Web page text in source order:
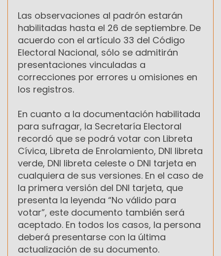
Las observaciones al padrón estarán
habilitadas hasta el 26 de septiembre. De
acuerdo con el artículo 33 del Código
Electoral Nacional, sólo se admitirán
presentaciones vinculadas a
correcciones por errores u omisiones en
los registros.
En cuanto a la documentación habilitada
para sufragar, la Secretaría Electoral
recordó que se podrá votar con Libreta
Cívica, Libreta de Enrolamiento, DNI libreta
verde, DNI libreta celeste o DNI tarjeta en
cualquiera de sus versiones. En el caso de
la primera versión del DNI tarjeta, que
presenta la leyenda “No válido para
votar”, este documento también será
aceptado. En todos los casos, la persona
deberá presentarse con la última
actualización de su documento.